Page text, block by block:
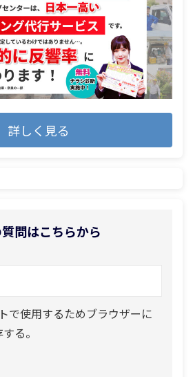
詳しく見る
問はこちらから
で使用するためブラウザーに
る。